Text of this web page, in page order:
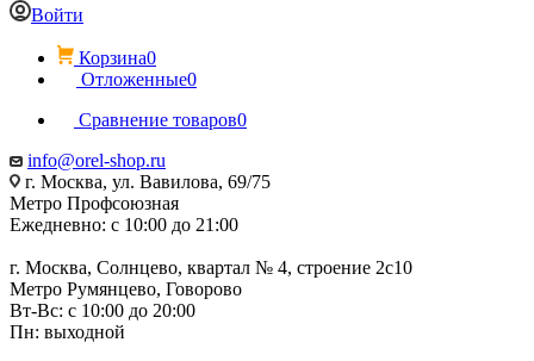
Войти
Корзина0
Отложенные0
Сравнение товаров0
info@orel-shop.ru
г. Москва, ул. Вавилова, 69/75
Метро Профсоюзная
Ежедневно: с 10:00 до 21:00
г. Москва, Солнцево, квартал № 4, строение 2с10
Метро Румянцево, Говорово
Вт-Вс: с 10:00 до 20:00
Пн: выходной